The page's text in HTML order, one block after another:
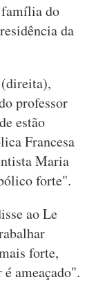
família do
da
professor
estão
Francesa
Maria
forte".
ao Le
forte,
ameaçado".